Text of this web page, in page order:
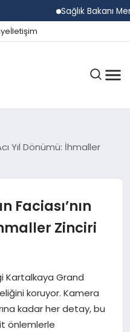
Sağlık Bakanı
İletişim
Yıl Dönümü: İhmaller
Faciası’nın
Zinciri
Kartalkaya Grand
koruyor. Kamera
kadar her detay, bu
önlemlerle